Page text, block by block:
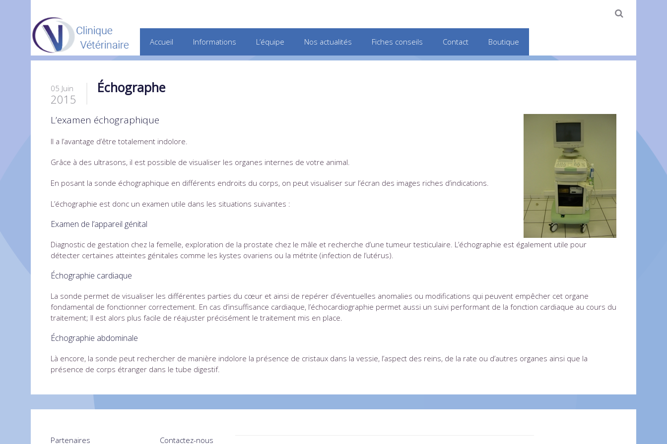
Accueil Informations L’équipe Nos actualités Fiches conseils Contact Boutique
05 Juin
2015
Échographe
L’examen échographique
Il a l’avantage d’être totalement indolore.
Grâce à des ultrasons, il est possible de visualiser les organes internes de votre animal.
En posant la sonde échographique en différents endroits du corps, on peut visualiser sur l’écran des images riches d’indications.
L’échographie est donc un examen utile dans les situations suivantes :
Examen de l’appareil génital
Diagnostic de gestation chez la femelle, exploration de la prostate chez le mâle et recherche d’une tumeur testiculaire. L’échographie est également utile pour
détecter certaines atteintes génitales comme les kystes ovariens ou la métrite (infection de l’utérus).
Échographie cardiaque
La sonde permet de visualiser les différentes parties du cœur et ainsi de repérer d’éventuelles anomalies ou modifications qui peuvent empêcher cet organe
fondamental de fonctionner correctement. En cas d’insuffisance cardiaque, l’échocardiographie permet aussi un suivi performant de la fonction cardiaque au cours du
traitement; Il est alors plus facile de réajuster précisément le traitement mis en place.
Échographie abdominale
Là encore, la sonde peut rechercher de manière indolore la présence de cristaux dans la vessie, l’aspect des reins, de la rate ou d’autres organes ainsi que la
présence de corps étranger dans le tube digestif.
Partenaires Contactez-nous